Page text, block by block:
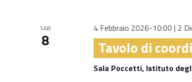
SAB
8
4 Febbraio 2026-10:00 | 2
Tavolo di
Sala Poccetti, Istituto